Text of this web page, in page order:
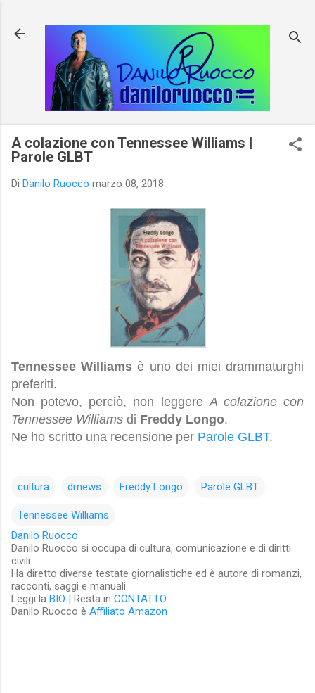
A colazione con Tennessee Williams |
Parole GLBT
Di Danilo Ruocco marzo 08, 2018
Tennessee Williams è uno dei miei drammaturghi
preferiti.
Non potevo, perciò, non leggereA colazione con
Tennessee Williams di Freddy Longo.
Ne ho scritto una recensione per Parole GLBT.
cultura drnews Freddy Longo Parole GLBT
Tennessee Williams
Danilo Ruocco
Danilo Ruocco si occupa di cultura, comunicazione e di diritti
civili.
Ha diretto diverse testate giornalistiche ed è autore di romanzi,
racconti, saggi e manuali.
Leggi la BIO | Resta in CONTATTO
Danilo Ruocco è Affiliato Amazon